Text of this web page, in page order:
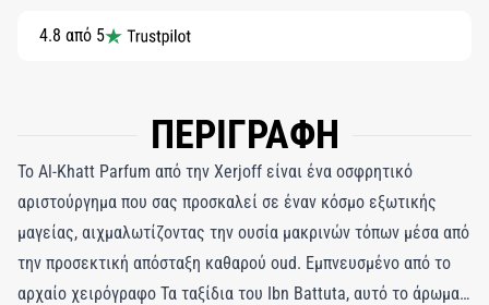
4.8 από 5
ΠΕΡΙΓΡΑΦΗ
Το Al-Khatt Parfum από την Xerjoff είναι ένα οσφρητικό
αριστούργημα που σας προσκαλεί σε έναν κόσμο εξωτικής
μαγείας, αιχμαλωτίζοντας την ουσία μακρινών τόπων μέσα από
την προσεκτική απόσταξη καθαρού oud. Εμπνευσμένο από το
αρχαίο χειρόγραφο Τα ταξίδια του Ibn Battuta, αυτό το άρωμα